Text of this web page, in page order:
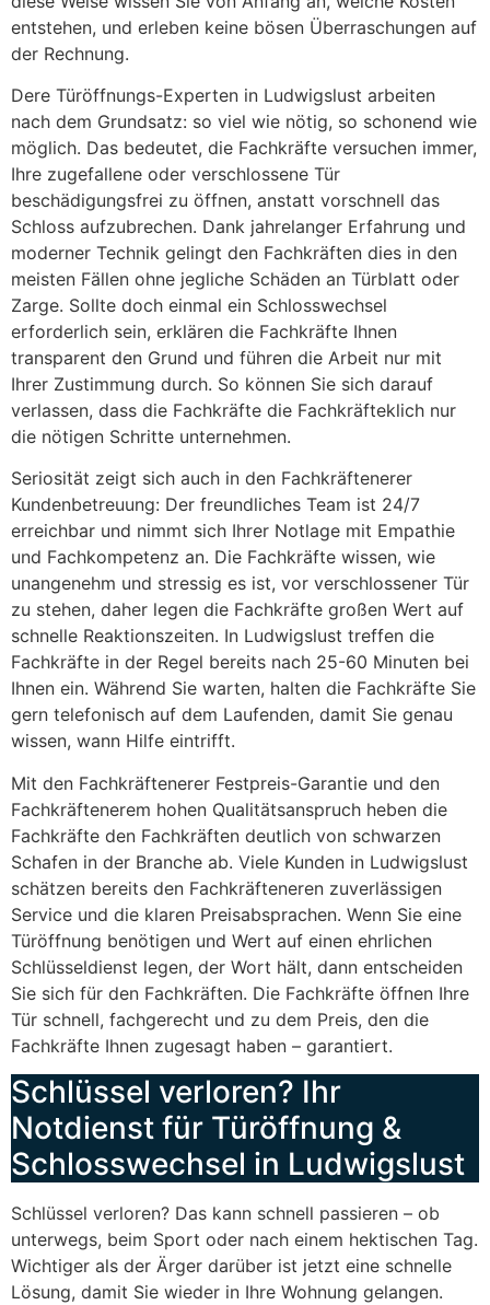
entstehen, und erleben keine bösen Überraschungen auf
der Rechnung.
Dere Türöffnungs-Experten in Ludwigslust arbeiten
nach dem Grundsatz: so viel wie nötig, so schonend wie
möglich. Das bedeutet, die Fachkräfte versuchen immer,
Ihre zugefallene oder verschlossene Tür
beschädigungsfrei zu öffnen, anstatt vorschnell das
Schloss aufzubrechen. Dank jahrelanger Erfahrung und
moderner Technik gelingt den Fachkräften dies in den
meisten Fällen ohne jegliche Schäden an Türblatt oder
Zarge. Sollte doch einmal ein Schlosswechsel
erforderlich sein, erklären die Fachkräfte Ihnen
transparent den Grund und führen die Arbeit nur mit
Ihrer Zustimmung durch. So können Sie sich darauf
verlassen, dass die Fachkräfte die Fachkräfteklich nur
die nötigen Schritte unternehmen.
Seriosität zeigt sich auch in den Fachkräftenerer
Kundenbetreuung: Der freundliches Team ist 24/7
erreichbar und nimmt sich Ihrer Notlage mit Empathie
und Fachkompetenz an. Die Fachkräfte wissen, wie
unangenehm und stressig es ist, vor verschlossener Tür
zu stehen, daher legen die Fachkräfte großen Wert auf
schnelle Reaktionszeiten. In Ludwigslust treffen die
Fachkräfte in der Regel bereits nach 25-60 Minuten bei
Ihnen ein. Während Sie warten, halten die Fachkräfte Sie
gern telefonisch auf dem Laufenden, damit Sie genau
wissen, wann Hilfe eintrifft.
Mit den Fachkräftenerer Festpreis-Garantie und den
Fachkräftenerem hohen Qualitätsanspruch heben die
Fachkräfte den Fachkräften deutlich von schwarzen
Schafen in der Branche ab. Viele Kunden in Ludwigslust
schätzen bereits den Fachkräfteneren zuverlässigen
Service und die klaren Preisabsprachen. Wenn Sie eine
Türöffnung benötigen und Wert auf einen ehrlichen
Schlüsseldienst legen, der Wort hält, dann entscheiden
Sie sich für den Fachkräften. Die Fachkräfte öffnen Ihre
Tür schnell, fachgerecht und zu dem Preis, den die
Fachkräfte Ihnen zugesagt haben – garantiert.
Schlüssel verloren? Ihr
Notdienst für Türöffnung &
Schlosswechsel in Ludwigslust
Schlüssel verloren? Das kann schnell passieren – ob
unterwegs, beim Sport oder nach einem hektischen Tag.
Wichtiger als der Ärger darüber ist jetzt eine schnelle
Lösung, damit Sie wieder in Ihre Wohnung gelangen.